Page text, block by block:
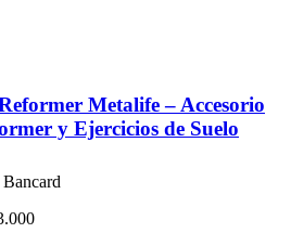
Metalife – Accesorio
y Ejercicios de Suelo